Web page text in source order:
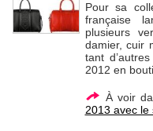
Pour sa
française
plusieurs
damier, cuir
tant
2012 en
À voir
2013 avec le